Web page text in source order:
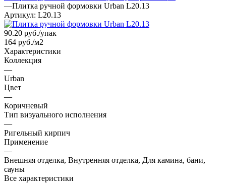
—Плитка ручной формовки Urban L20.13
Артикул: L20.13
90.20 руб./упак
164 руб./м2
Характеристики
Коллекция
—
Urban
Цвет
—
Коричневый
Тип визуального исполнения
—
Ригельный кирпич
Применение
—
Внешняя отделка, Внутренняя отделка, Для камина, бани,
сауны
Все характеристики